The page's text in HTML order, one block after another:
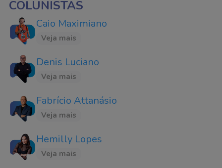
COLUNISTAS
Caio Maximiano
Veja mais
Denis Luciano
Veja mais
Fabrício Attanásio
Veja mais
Hemilly Lopes
Veja mais